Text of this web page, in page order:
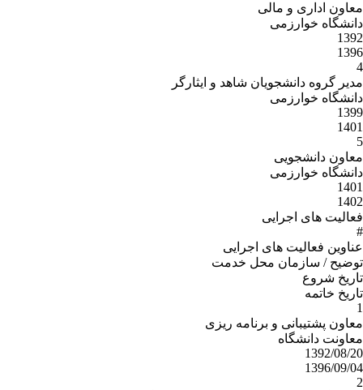
معاون اداری و مالی
دانشگاه خوارزمی
1392
1396
4
مدیر گروه دانشجویان شاهد و ایثارگر
دانشگاه خوارزمی
1399
1401
5
معاون دانشجویی
دانشگاه خوارزمی
1401
1402
فعالیت های اجرایی
#
عناوین فعالیت های اجرایی
توضیح / سازمان محل خدمت
تاریخ شروع
تاریخ خاتمه
1
معاون پشتیبانی و برنامه ریزی
معاونت دانشگاه
1392/08/20
1396/09/04
2